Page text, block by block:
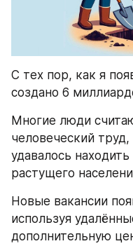
С тех пор, как я
создано 6
Многие люди
человеческий
удавалось
растущего
Новые вакансии
используя
дополнительную